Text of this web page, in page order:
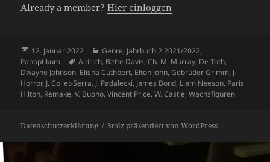
Already a member?Hier einloggen
Veröffentlicht
am
12. Januar 2022 Kategorien
Genre, Jahrbuch 2 2021/2022,
Panoptikum
Schlagwörter
Aldrich, Bette Davis,Ch. M. Murray, De Toth,
Dwayne Johnson, Elisha Cuthbert, Elton John,Gebrüder Grimm, J-
Horror, J. Collet-Serra, J. Padalecki, James Bond, Liam Neeson, Paris
Hilton, Remake,V. Buono,Vincent Price,W. Castle,Wachsfiguren
Datenschutzerklärung Stolz präsentiert von WordPress